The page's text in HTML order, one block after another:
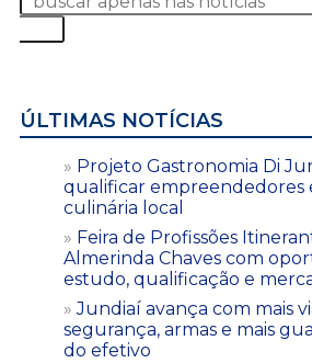
ÚLTIMAS NOTÍCIAS
Projeto Gastronomia Di
qualificar empreendedores
culinária local
Feira de Profissões
Almerinda Chaves com
estudo, qualificação e
Jundiaí avança com mais
segurança, armas e mais
do efetivo